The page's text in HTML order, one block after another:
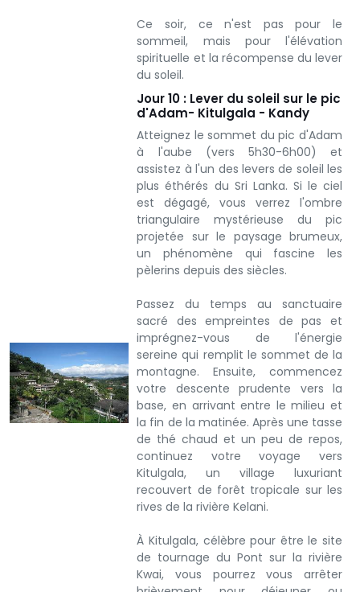
Ce soir, ce n'est pas pour le
sommeil, mais pour l'élévation
spirituelle et la récompense du lever
du soleil.
Jour 10 : Lever du soleil sur le pic
d'Adam- Kitulgala - Kandy
Atteignez le sommet du pic d'Adam
à l'aube (vers 5h30-6h00) et
assistez à l'un des levers de soleil les
plus éthérés du Sri Lanka. Si le ciel
est dégagé, vous verrez l'ombre
triangulaire mystérieuse du pic
projetée sur le paysage brumeux,
un phénomène qui fascine les
pèlerins depuis des siècles.
Passez du temps au sanctuaire
sacré des empreintes de pas et
imprégnez-vous de l'énergie
sereine qui remplit le sommet de la
montagne. Ensuite, commencez
votre descente prudente vers la
base, en arrivant entre le milieu et
la fin de la matinée. Après une tasse
de thé chaud et un peu de repos,
continuez votre voyage vers
Kitulgala, un village luxuriant
recouvert de forêt tropicale sur les
rives de la rivière Kelani.
À Kitulgala, célèbre pour être le site
de tournage du Pont sur la rivière
Kwai, vous pourrez vous arrêter